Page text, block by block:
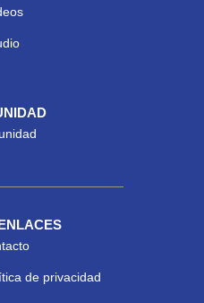
de privacidad